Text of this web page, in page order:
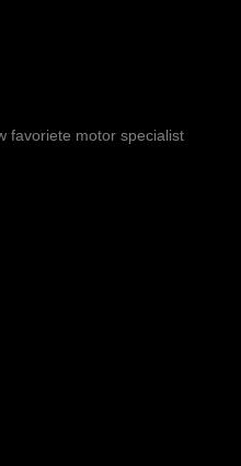
favoriete motor specialist